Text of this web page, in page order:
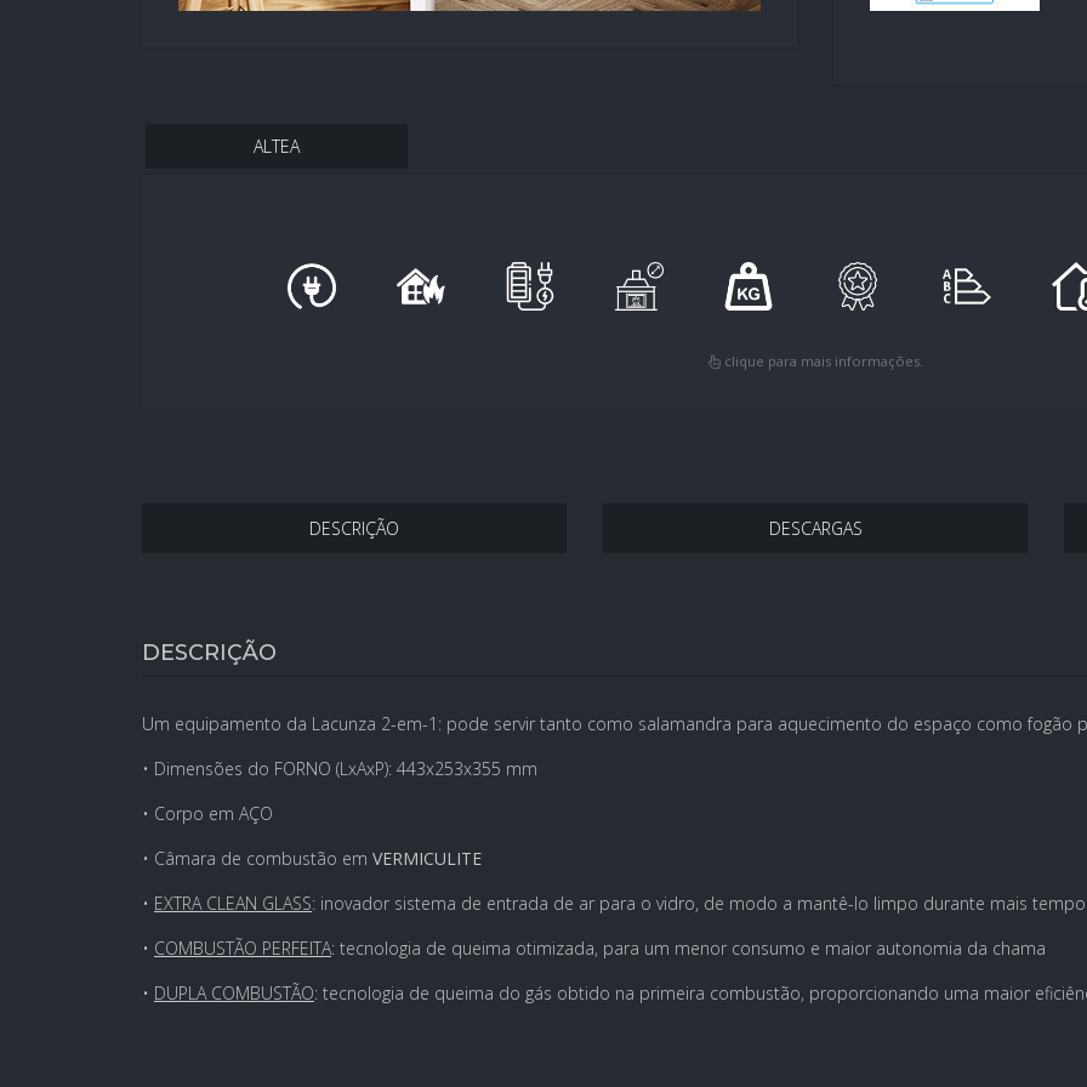
ALTEA
clique para mais informações.
DESCRIÇÃO DESCARGAS
DESCRIÇÃO
Um equipamento da Lacunza 2-em-1: pode servir tanto como salamandra para aquecimento do espaço como fogão
• Dimensões do FORNO (LxAxP): 443x253x355 mm
• Corpo em AÇO
• Câmara de combustão em VERMICULITE
• EXTRA CLEAN GLASS: inovador sistema de entrada de ar para o vidro, de modo a mantê-lo limpo durante mais tempo
• COMBUSTÃO PERFEITA: tecnologia de queima otimizada, para um menor consumo e maior autonomia da chama
• DUPLA COMBUSTÃO: tecnologia de queima do gás obtido na primeira combustão, proporcionando uma maior